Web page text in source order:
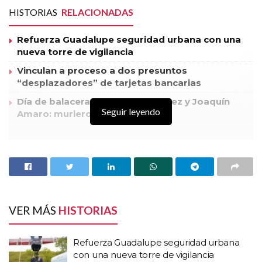
HISTORIAS RELACIONADAS
Refuerza Guadalupe seguridad urbana con una
nueva torre de vigilancia
Vinculan a proceso a dos presuntos
“desplazadores” de tarjetas bancarias
Día de balaceras y muerte en Jerez y Joaquín
Amaro: murieron dos civiles
que tras la reunión que sostuvo el Gobernador Miguel Alonso con
el Consejo Nacional de Seguridad Pública, en Zacatecas se va a
Dijo que la prevención está incluida en los seis ejes estratégicos de
Zacatecas es en el que más empeño se le va a poner.
Seguir leyendo
VER MÁS HISTORIAS
Refuerza Guadalupe seguridad urbana
con una nueva torre de vigilancia